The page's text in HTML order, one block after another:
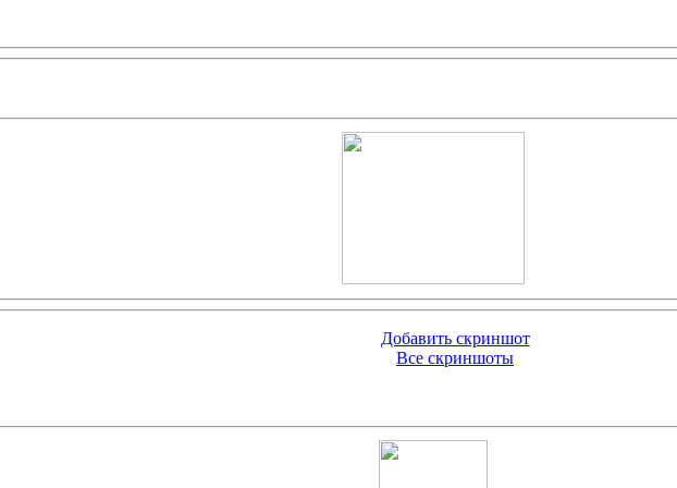
Добавить скриншот
Все скриншоты